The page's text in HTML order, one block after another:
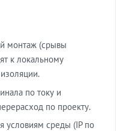
монтаж (срывы
к локальному
по току и
по проекту.
условиям среды (IP по